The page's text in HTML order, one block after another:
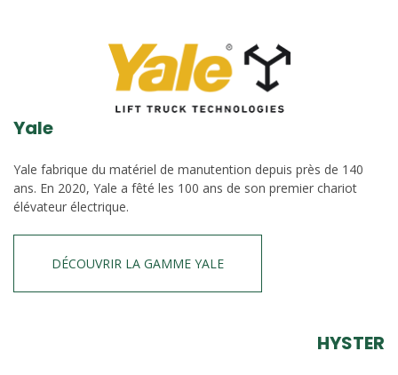
Yale
Yale fabrique du matériel de manutention depuis près de 140
ans. En 2020, Yale a fêté les 100 ans de son premier chariot
élévateur électrique.
DÉCOUVRIR LA GAMME YALE
HYSTER